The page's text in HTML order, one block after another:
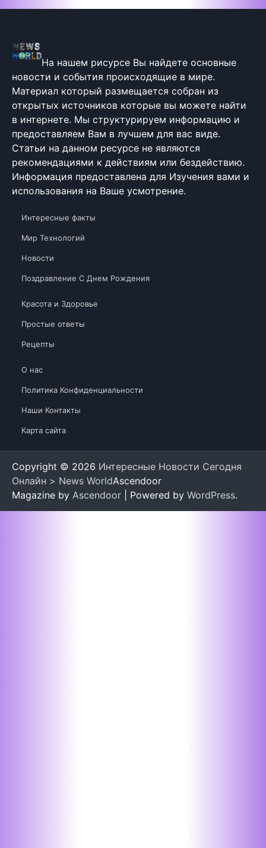
На нашем рисурсе Вы найдете основные
новости и события происходящие в мире.
Материал который размещается собран из
открытых источников которые вы можете найти
в интернете. Мы структурируем информацию и
предоставляем Вам в лучшем для вас виде.
Статьи на данном ресурсе не являются
рекомендациями к действиям или бездействию.
Информация предоставлена для Изучения вами и
использования на Ваше усмотрение.
Интересные факты
Мир Технологий
Новости
Поздравление С Днем Рождения
Красота и Здоровье
Простые ответы
Рецепты
О нас
Политика Конфиденциальности
Наши Контакты
Карта сайта
Copyright © 2026 Интересные Новости Сегодня
Онлайн > News WorldAscendoor
Magazine by Ascendoor | Powered by WordPress.